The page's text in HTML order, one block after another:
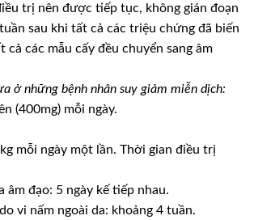
trị nên được tiếp tục, không gián đoạn
sau khi tất cả các triệu chứng đã biến
cả các mẫu cấy đều chuyển sang âm
ở những bệnh nhân suy giảm miễn dịch:
(400mg) mỗi ngày.
mỗi ngày một lần. Thời gian điều trị
âm đạo: 5 ngày kế tiếp nhau.
vi nấm ngoài da: khoảng 4 tuần.